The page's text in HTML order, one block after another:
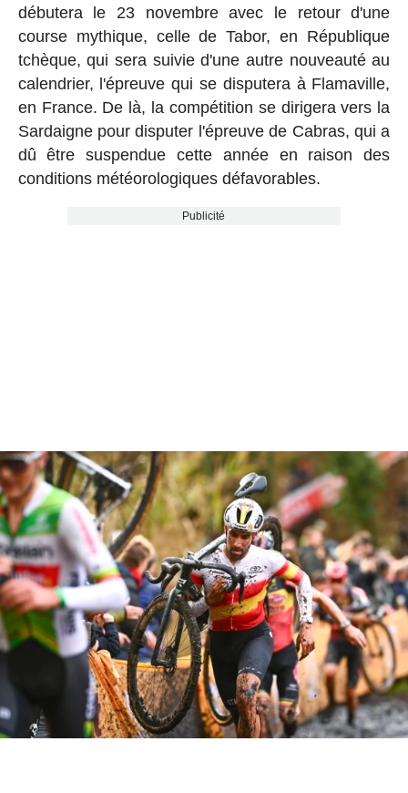
débutera le 23 novembre avec le retour d'une
course mythique, celle de Tabor, en République
tchèque, qui sera suivie d'une autre nouveauté au
calendrier, l'épreuve qui se disputera à Flamaville,
en France. De là, la compétition se dirigera vers la
Sardaigne pour disputer l'épreuve de Cabras, qui a
dû être suspendue cette année en raison des
conditions météorologiques défavorables.
Publicité